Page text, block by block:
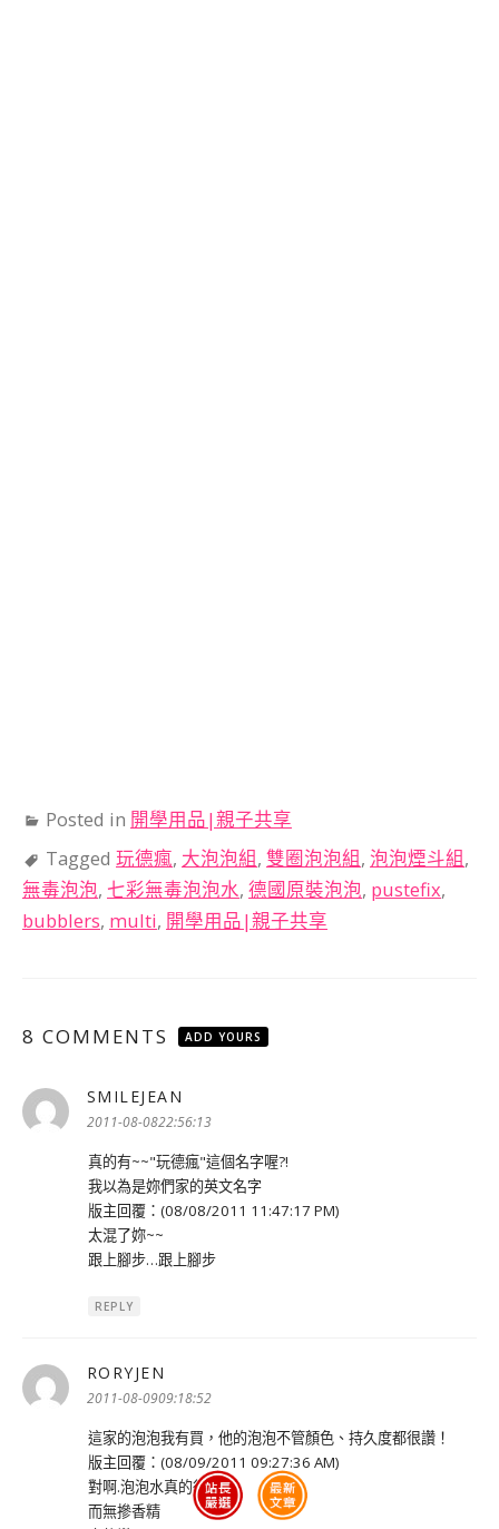
Posted in 開學用品|親子共享
Tagged 玩德瘋, 大泡泡組, 雙圈泡泡組, 泡泡煙斗組,
無毒泡泡, 七彩無毒泡泡水, 德國原裝泡泡, pustefix,
bubblers, multi, 開學用品|親子共享
8 COMMENTS ADD YOURS
SMILEJEAN
示:
2011-08-0822:56:13
真的有~~"玩德瘋"這個名字喔?!
我以為是妳們家的英文名字
版主回覆：(08/08/2011 11:47:17 PM)
太混了妳~~
跟上腳步…跟上腳步
REPLY
RORYJEN
示:
2011-08-0909:18:52
這家的泡泡我有買，他的泡泡不管顏色、持久度都很讚！
版主回覆：(08/09/2011 09:27:36 AM)
對啊.泡泡水真的很濃稠
而無摻香精